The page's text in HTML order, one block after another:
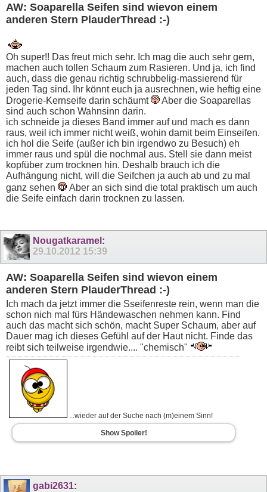
AW: Soaparella Seifen sind wievon einem
anderen Stern PlauderThread :-)
Oh super!! Das freut mich sehr. Ich mag die auch sehr gern,
machen auch tollen Schaum zum Rasieren. Und ja, ich find
auch, dass die genau richtig schrubbelig-massierend für
jeden Tag sind. Ihr könnt euch ja ausrechnen, wie heftig eine
Drogerie-Kernseife darin schäumt
Aber die Soaparellas
sind auch schon Wahnsinn darin.
ich schneide ja dieses Band immer auf und mach es dann
raus, weil ich immer nicht weiß, wohin damit beim Einseifen.
ich hol die Seife (außer ich bin irgendwo zu Besuch) eh
immer raus und spül die nochmal aus. Stell sie dann meist
kopfüber zum trocknen hin. Deshalb brauch ich die
Aufhängung nicht, will die Seifchen ja auch ab und zu mal
ganz sehen
Aber an sich sind die total praktisch um auch
die Seife einfach darin trocknen zu lassen.
Nougatkaramel :
29.10.2012 15:39
AW: Soaparella Seifen sind wievon einem
anderen Stern PlauderThread :-)
Ich mach da jetzt immer die Sseifenreste rein, wenn man die
schon nich mal fürs Händewaschen nehmen kann. Find
auch das macht sich schön, macht Super Schaum, aber auf
Dauer mag ich dieses Gefühl auf der Haut nicht. Finde das
reibt sich teilweise irgendwie.... "chemisch"
...wieder auf der Suche nach (m)einem Sinn!
Show Spoiler!
gabi2631: